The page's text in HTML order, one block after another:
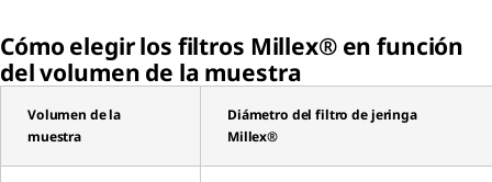
Cómo elegir los filtros Millex® en función
del volumen de la muestra
Volumen de la
muestra
Diámetro del filtro de jeringa
Millex®